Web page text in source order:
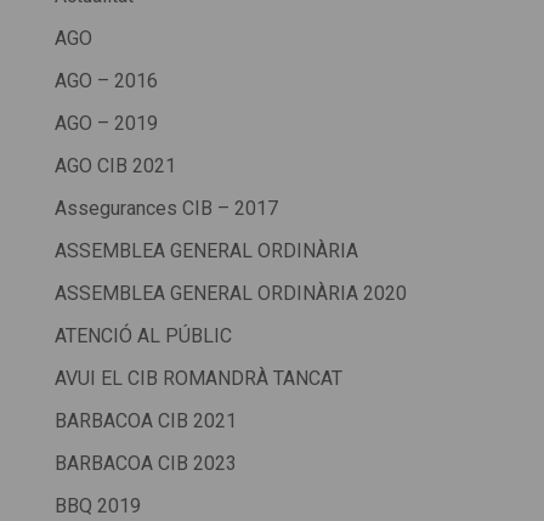
AGO
AGO – 2016
AGO – 2019
AGO CIB 2021
Assegurances CIB – 2017
ASSEMBLEA GENERAL ORDINÀRIA
ASSEMBLEA GENERAL ORDINÀRIA 2020
ATENCIÓ AL PÚBLIC
AVUI EL CIB ROMANDRÀ TANCAT
BARBACOA CIB 2021
BARBACOA CIB 2023
BBQ 2019